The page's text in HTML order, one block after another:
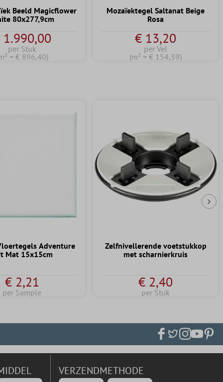
Beeld Magicflower
80x277,9cm
1.990,00
per Stuk
= € 896,40)
Mozaïektegel Saltanat Beige
Rosa
€ 13,20
per Vel
(m² = € 154,39)
Adventure
Mat 15x15cm
€ 2,21
per Sample
Zelfnivellerende voetstukkop
met scharnierkruis
€ 2,40
per Stuk
VERZENDMETHODE